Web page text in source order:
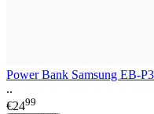
Power Bank Samsung EB-
..
€2499